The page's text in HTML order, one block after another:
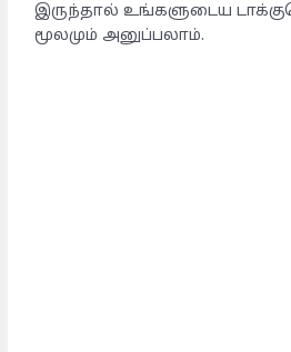
இருந்தால் உங்களுடைய
மூலமும் அனுப்பலாம்.